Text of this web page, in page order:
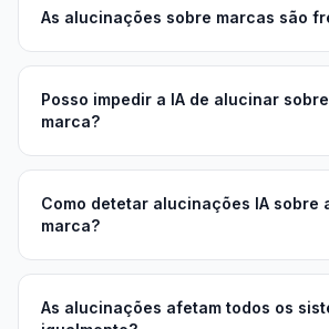
As alucinações sobre marcas são
Posso impedir a IA de alucinar
marca?
Como detetar alucinações IA sobre
marca?
As alucinações afetam todos os